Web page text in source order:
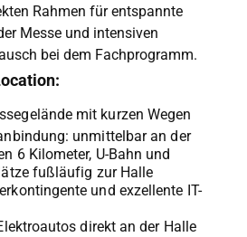
Rahmen für entspannte
Messe und intensiven
bei dem Fachprogramm.
mit kurzen Wegen
unmittelbar an der
6 Kilometer, U-Bahn und
fußläufig zur Halle
und exzellente IT-
direkt an der Halle